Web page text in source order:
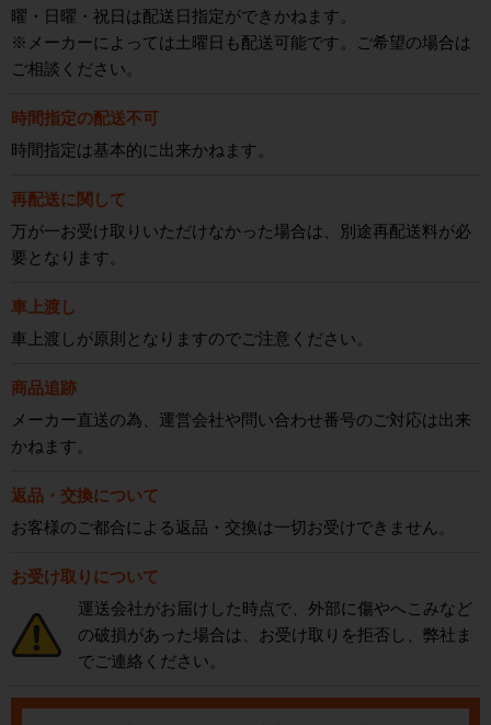
曜・日曜・祝日は配送日指定ができかねます。
※メーカーによっては土曜日も配送可能です。ご希望の場合は
ご相談ください。
時間指定の配送不可
時間指定は基本的に出来かねます。
再配送に関して
万が一お受け取りいただけなかった場合は、別途再配送料が必
要となります。
車上渡し
車上渡しが原則となりますのでご注意ください。
商品追跡
メーカー直送の為、運営会社や問い合わせ番号のご対応は出来
かねます。
返品・交換について
お客様のご都合による返品・交換は一切お受けできません。
お受け取りについて
運送会社がお届けした時点で、外部に傷やへこみなど
の破損があった場合は、お受け取りを拒否し、弊社ま
でご連絡ください。